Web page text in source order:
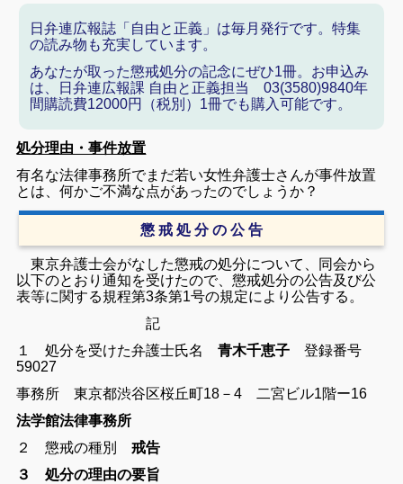
日弁連広報誌「自由と正義」は毎月発行です。特集
の読み物も充実しています。
あなたが取った懲戒処分の記念にぜひ1冊。お申込み
は、日弁連広報課 自由と正義担当 03(3580)9840年
間購読費12000円（税別）1冊でも購入可能です。
処分理由・事件放置
有名な法律事務所でまだ若い女性弁護士さんが事件放置
とは、何かご不満な点があったのでしょうか？
懲 戒 処 分 の 公 告
東京弁護士会がなした懲戒の処分について、同会から
以下のとおり通知を受けたので、懲戒処分の公告及び公
表等に関する規程第3条第1号の規定により公告する。
記
１ 処分を受けた弁護士氏名青木千恵子 登録番号
59027
事務所 東京都渋谷区桜丘町18－4 二宮ビル1階ー16
法学館法律事務所
２ 懲戒の種別戒告
３ 処分の理由の要旨